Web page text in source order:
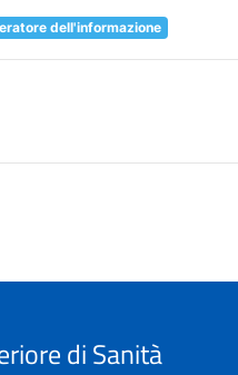
dell'informazione
di Sanità